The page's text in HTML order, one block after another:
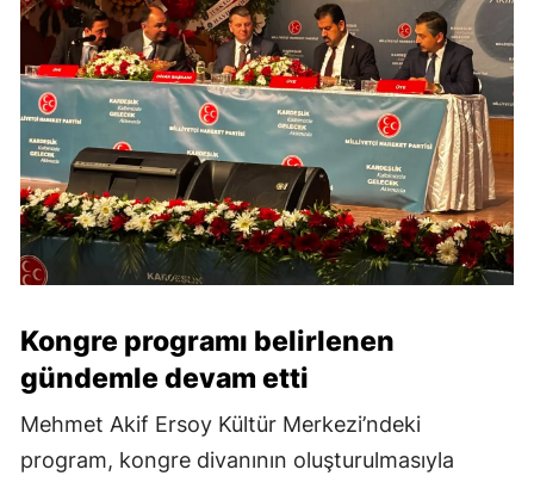
Kongre programı belirlenen
gündemle devam etti
Mehmet Akif Ersoy Kültür Merkezi’ndeki
program, kongre divanının oluşturulmasıyla